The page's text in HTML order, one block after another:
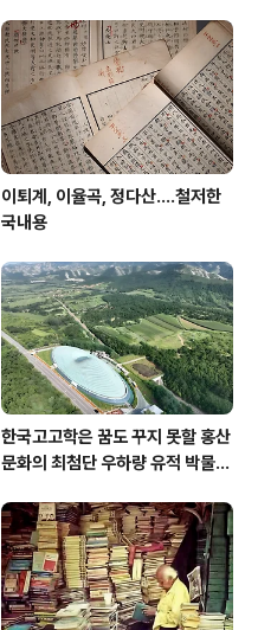
이퇴계, 이율곡, 정다산....철저한
국내용
한국고고학은 꿈도 꾸지 못할 홍산
문화의 최첨단 우하량 유적 박물관